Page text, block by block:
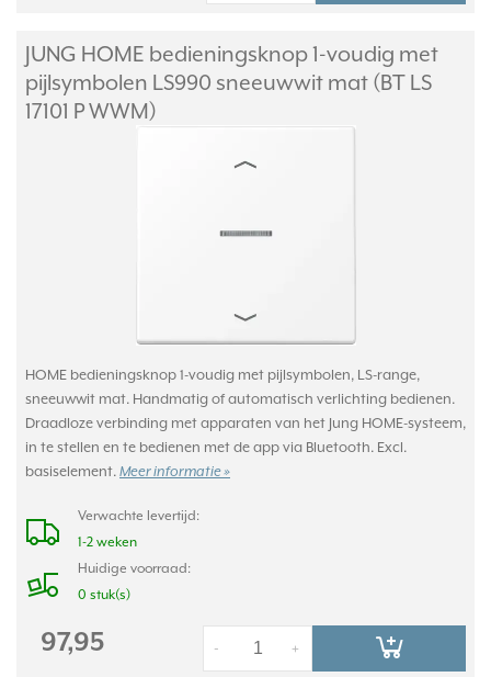
JUNG HOME bedieningsknop 1-voudig met
pijlsymbolen LS990 sneeuwwit mat (BT LS
17101 P WWM)
HOME bedieningsknop 1-voudig met pijlsymbolen, LS-range,
sneeuwwit mat. Handmatig of automatisch verlichting bedienen.
Draadloze verbinding met apparaten van het Jung HOME-systeem,
in te stellen en te bedienen met de app via Bluetooth. Excl.
basiselement. Meer informatie »
Verwachte levertijd:
1-2 weken
Huidige voorraad:
0 stuk(s)
97,95 +
-